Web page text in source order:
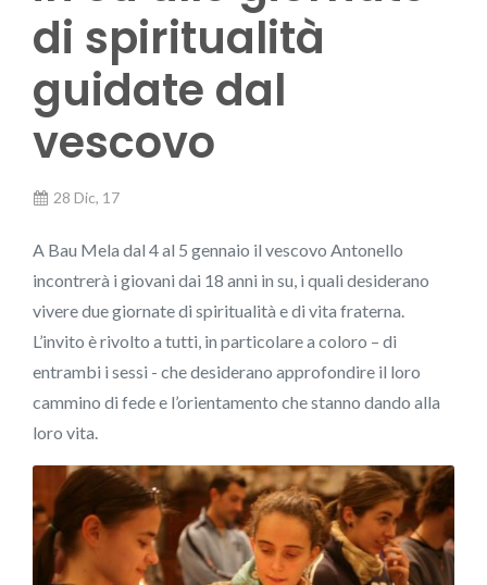
di spiritualità
guidate dal
vescovo
28 Dic, 17
A Bau Mela dal 4 al 5 gennaio il vescovo Antonello
incontrerà i giovani dai 18 anni in su, i quali desiderano
vivere due giornate di spiritualità e di vita fraterna.
L’invito è rivolto a tutti, in particolare a coloro – di
entrambi i sessi - che desiderano approfondire il loro
cammino di fede e l’orientamento che stanno dando alla
loro vita.